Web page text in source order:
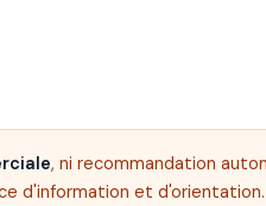
, ni recommandation
d'information et d'orientation.